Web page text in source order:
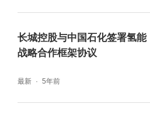
长城控股与中国石化签署氢能
战略合作框架协议
最新 5年前